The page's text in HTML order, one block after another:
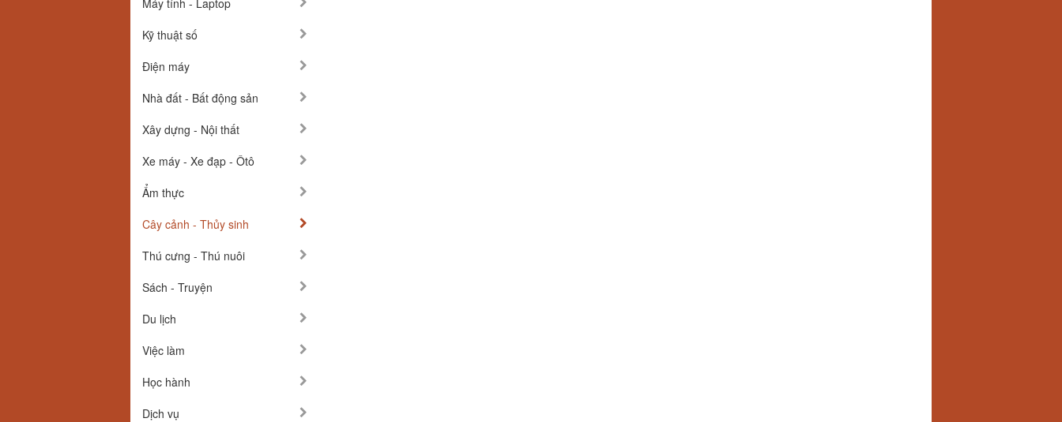
Máy tính - Laptop
Kỹ thuật số
Điện máy
Nhà đất - Bất động sản
Xây dựng - Nội thất
Xe máy - Xe đạp - Ôtô
Ẩm thực
Cây cảnh - Thủy sinh
Thú cưng - Thú nuôi
Sách - Truyện
Du lịch
Việc làm
Học hành
Dịch vụ